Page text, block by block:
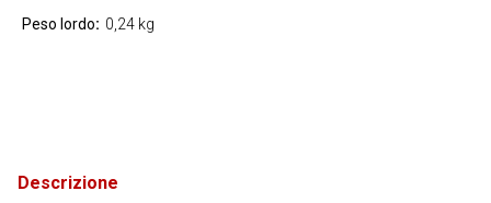
Descrizione
Peso lordo 0,24 kg